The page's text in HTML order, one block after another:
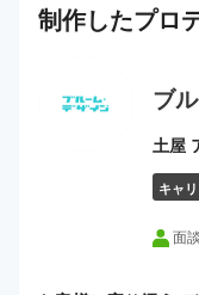
制作したプロ
ブ
土屋
キャ
面